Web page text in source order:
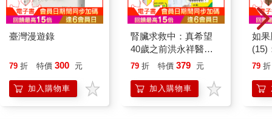
臺灣漫遊錄
79 折 特價 300 元
加入購物車
腎臟求救中：真希望
40歲之前洪永祥醫師
就告訴我這些事
79 折 特價 379 元
加入購物車
如
(15)
貓
79 折